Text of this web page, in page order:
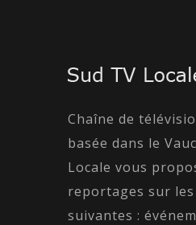
Chaîne de
basée dans le
Locale vous
reportages sur
suivantes :